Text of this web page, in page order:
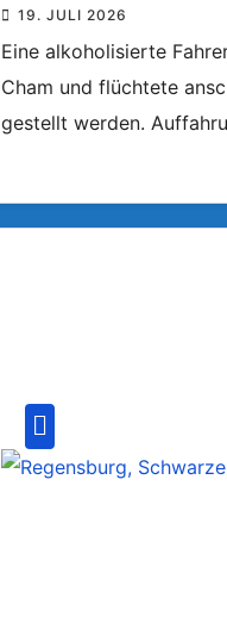
19. JULI 2026
Eine alkoholisierte
Cham und flüchtete
gestellt werden.